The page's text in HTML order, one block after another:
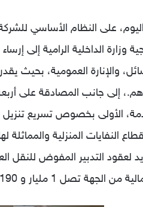
على النظام الأساسي
وزارة الداخلية الرامية إلى
درهم.، إلى جانب المصادقة على
الأولى بخصوص تسريع تنزيل
النفايات المنزلية والمماثلة
لعقود التدبير المفوض
و 190 مليون درهم، مقسمة على عدة سنوات.